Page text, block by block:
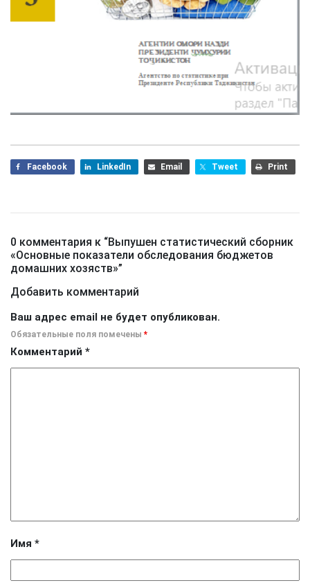
Facebook LinkedIn Email Tweet Print
0 комментария к “Выпушен статистический сборник
«Основные показатели обследования бюджетов
домашних хозяств»”
Добавить комментарий
Ваш адрес email не будет опубликован.
Обязательные поля помечены *
Комментарий *
Имя *